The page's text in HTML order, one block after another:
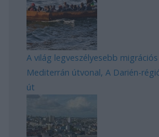
A világ legveszélyesebb
Mediterrán útvonal, A Darién-
út